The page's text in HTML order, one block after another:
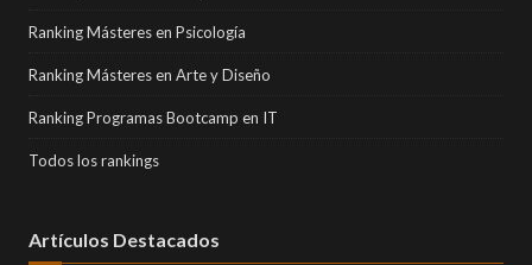
Ranking Másteres en Psicología
Ranking Másteres en Arte y Diseño
Ranking Programas Bootcamp en IT
Todos los rankings
Artículos Destacados